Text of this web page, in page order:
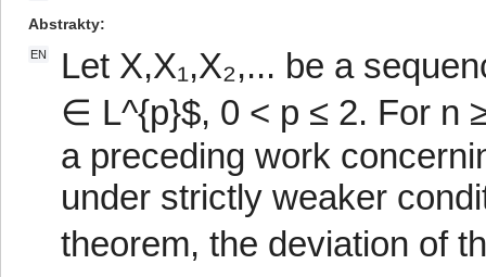
Abstrakty
EN
Let X,X₁,X₂,... be a
∈ L^{p}$, 0 < p ≤ 2. For n
a preceding work
under strictly weaker
theorem, the deviation of